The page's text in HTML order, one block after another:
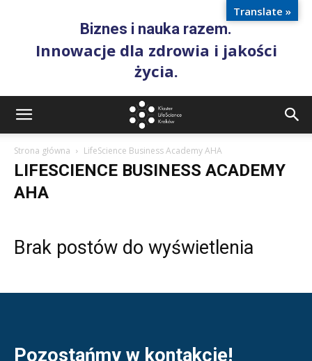
Biznes i nauka razem.
Innowacje dla zdrowia i jakości
życia.
Strona główna LifeScience Business Academy AHA
LIFESCIENCE BUSINESS ACADEMY
AHA
Brak postów do wyświetlenia
Pozostańmy w kontakcie!
Translate »